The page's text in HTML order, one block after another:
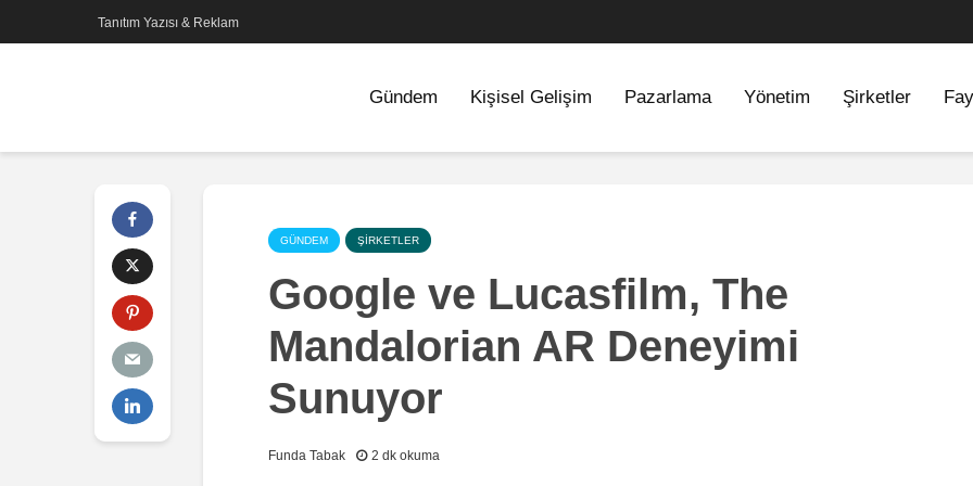
Tanıtım Yazısı & Reklam
Gündem Kişisel Gelişim Pazarlama Yönetim Şirketler
GÜNDEM ŞIRKETLER
Google ve Lucasfilm, The
Mandalorian AR Deneyimi
Sunuyor
Funda Tabak 2 dk okuma